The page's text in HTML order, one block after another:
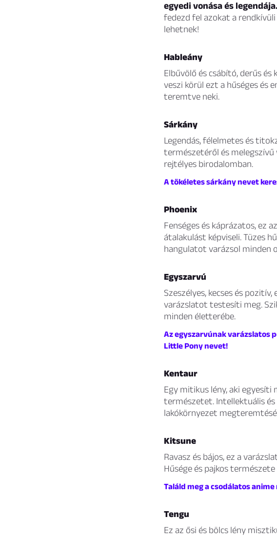
egyedi vonása és legendája.
fedezd fel azokat a
lehetnek!
Hableány
Elbűvölő és csábító, derűs és
veszi körül ezt a hűséges
teremtve neki.
Sárkány
Legendás, félelmetes és
természetéről és melegszívű
rejtélyes birodalomban.
A tökéletes sárkány nevet
Phoenix
Fenséges és káprázatos, ez
átalakulást képviseli. Tüzes
hangulatot varázsol minden
Egyszarvú
Szeszélyes, kecses és
varázslatot testesíti meg.
minden életterébe.
Az egyszarvúnak varázslatos
Little Pony nevet!
Kentaur
Egy mitikus lény, aki egyesíti
természetet. Intellektuális és
lakókörnyezet
Kitsune
Ravasz és bájos, ez a
Hűsége és pajkos
Találd meg a csodálatos
Tengu
Ez az ősi és bölcs lény